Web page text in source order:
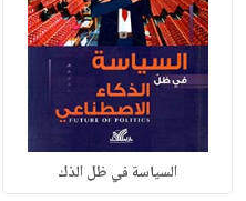
السياسة في ظل الذك